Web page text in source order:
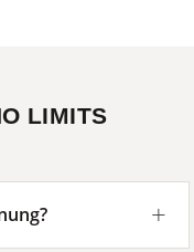
LIMITS